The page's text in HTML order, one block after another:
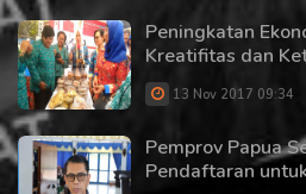
Peningkatan
Kreatifitas dan
13 Nov 2017 09:34
Pemprov Papua
Pendaftaran